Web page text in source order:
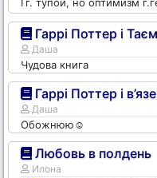
Гаррі Поттер і
Даша
Чудова книга
Гаррі Поттер і
Даша
Обожнюю☺️
Любовь в полдень
Илона